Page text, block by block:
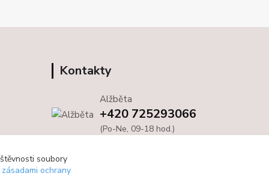
Kontakty
Alžběta
+420 725293066
(Po-Ne, 09-18 hod.)
soubory
ochrany